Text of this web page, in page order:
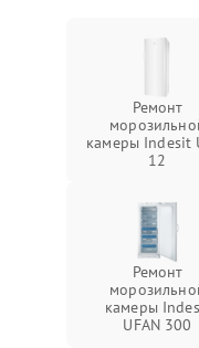
Ремонт
камеры Indesit
12
Ремонт
камеры
UFAN 300